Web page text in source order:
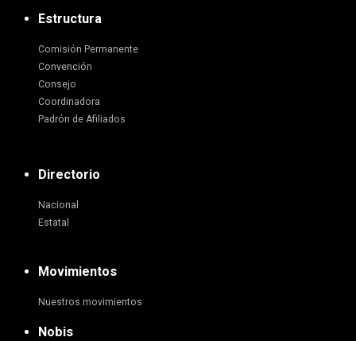
Estructura
Comisión Permanente
Convención
Consejo
Coordinadora
Padrón de Afiliados
Directorio
Nacional
Estatal
Movimientos
Nuestros movimientos
Nobis